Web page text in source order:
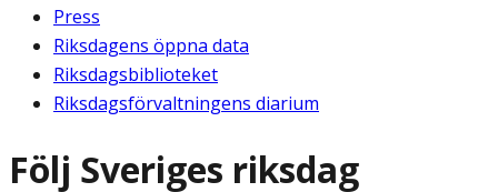
Press
Riksdagens öppna data
Riksdagsbiblioteket
Riksdagsförvaltningens diarium
Följ Sveriges riksdag